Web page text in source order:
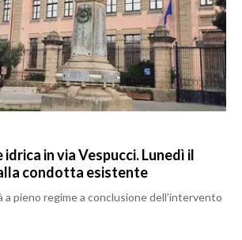
in via Vespucci. Lunedì il
condotta esistente
a pieno regime a conclusione dell’intervento